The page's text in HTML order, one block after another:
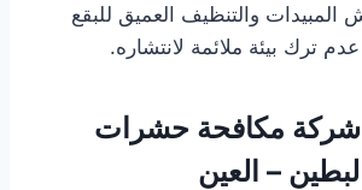
والتنظيف العميق للبقع
ترك بيئة ملائمة لانتشاره.
شركة مكافحة حشرات
– العين